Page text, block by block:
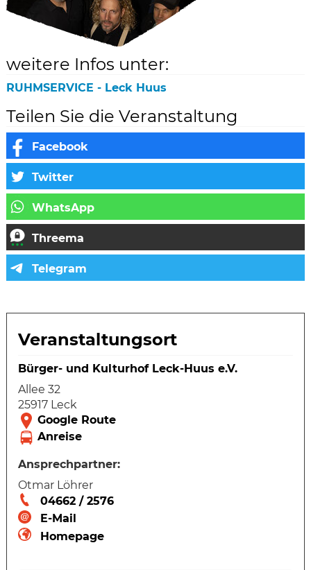
weitere Infos unter:
RUHMSERVICE - Leck Huus
Teilen Sie die Veranstaltung
Veranstaltungsort
Bürger- und Kulturhof Leck-Huus e.V.
Allee 32
25917 Leck
Ansprechpartner:
Otmar Löhrer
04662 / 2576
E-Mail
Homepage